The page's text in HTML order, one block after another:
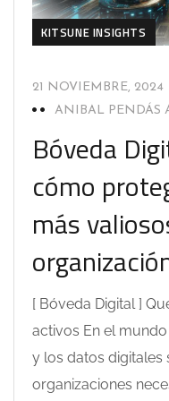
KITSUNE INSIGHTS
21 NOVIEMBRE, 2024
ANIBAL PENDÁS
Bóveda
cómo
más
[ Bóveda Digital ]
activos En el
y los datos digitales
organizaciones